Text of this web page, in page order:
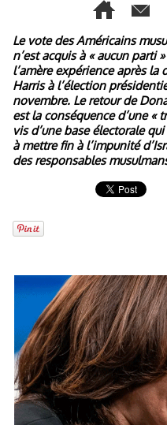
Le vote des Américains
n’est acquis à « aucun parti
l’amère expérience après
Harris à l’élection
novembre. Le retour de
est la conséquence d’une «
vis d’une base électorale
à mettre fin à l’impunité
des responsables